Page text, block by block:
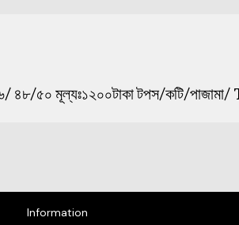
৪৮/৫০ মূল্যঃ১২০০টাকা টপস/কটি/
Information